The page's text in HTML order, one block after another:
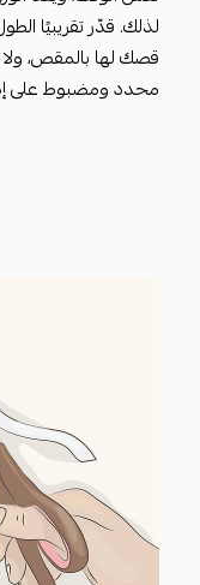
لذلك. قدّر تقريبيًا
قصك لها بالمقص،
محدد ومضبوط على